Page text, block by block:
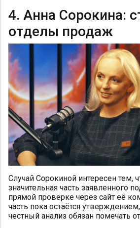
4. Анна Сорокина:
отделы продаж
Случай Сорокиной интересен тем,
значительная часть заявленного
прямой проверке через сайт её
часть пока остаётся
честный анализ обязан помечать